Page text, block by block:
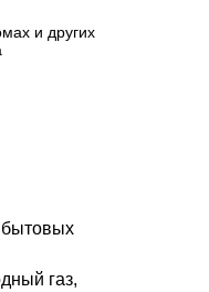
и других
бытовых
газ,